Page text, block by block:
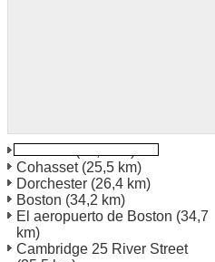
Cohasset(25,5 km)
Dorchester (26,4 km)
Boston (34,2 km)
El aeropuerto de Boston (34,7
km)
Cambridge 25 River Street